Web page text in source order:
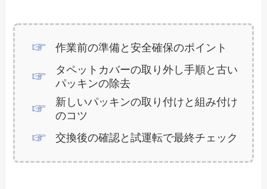
作業前の準備と安全確保のポイント
タペットカバーの取り外し手順と古い
パッキンの除去
新しいパッキンの取り付けと組み付け
のコツ
交換後の確認と試運転で最終チェック